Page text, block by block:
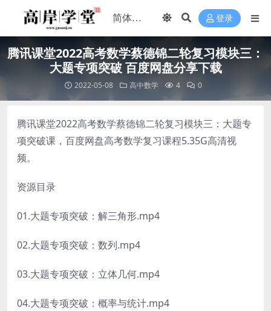
登录
腾讯课堂2022高考数学蔡德锦二轮复习模块三：
大题专项突破 百度网盘分享下载
2022-05-08 高中数学 4 0
腾讯课堂2022高考数学蔡德锦二轮复习模块三：大题专
项突破课，百度网盘高考数学复习课程5.35G高清视
频。
资源目录
01.大题专项突破：解三角形.mp4
02.大题专项突破：数列.mp4
03.大题专项突破：立体几何.mp4
04.大题专项突破：概率与统计.mp4